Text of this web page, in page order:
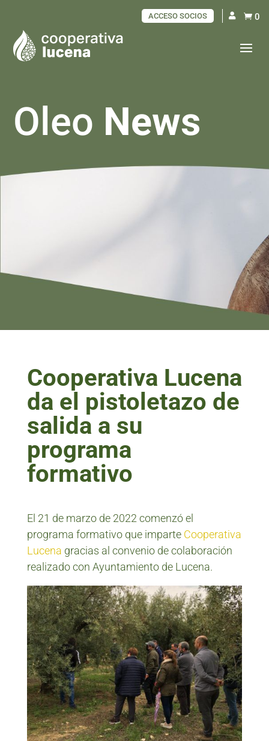
 0
ACCESO SOCIOS
Oleo News
Cooperativa Lucena
da el pistoletazo de
salida a su
programa
formativo
El 21 de marzo de 2022 comenzó el
programa formativo que imparte Cooperativa
Lucena gracias al convenio de colaboración
realizado con Ayuntamiento de Lucena.